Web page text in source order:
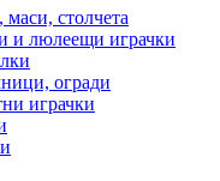
столчета
и люлеещи играчки
огради
играчки